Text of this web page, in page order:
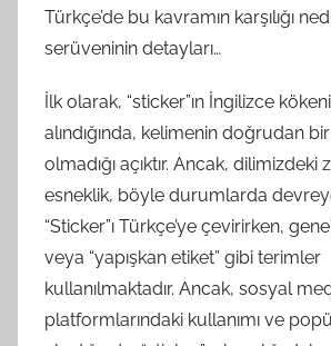
Türkçe’de bu kavramın karşılığı
serüveninin detayları…
İlk olarak, “sticker”ın İngilizce
alındığında, kelimenin doğrudan bir
olmadığı açıktır. Ancak, dilimizdeki
esneklik, böyle durumlarda
“Sticker”ı Türkçe’ye çevirirken,
veya “yapışkan etiket” gibi terimler
kullanılmaktadır. Ancak, sosyal
platformlarındaki kullanımı ve